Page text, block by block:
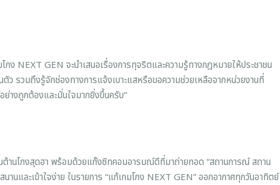
กง NEXT GEN จะนำเสนอเรื่องการทุจริตและความรู้ทางกฎหมายให้ประชาชน
ตัว รวมถึงรู้จักช่องทางการแจ้งเบาะแสหรือขอความช่วยเหลือจากหน่วยงานที่
ย่างถูกต้องและมั่นใจมากยิ่งขึ้นครับ”
านโกงสุดฮา พร้อมด้วยแก๊งซิทคอมอารมณ์ดีที่มาถ่ายทอด “สถานการณ์ สถาน
านและเข้าใจง่าย ในรายการ “แก้เกมโกง NEXT GEN” ออกอากาศทุกวันอาทิตย์